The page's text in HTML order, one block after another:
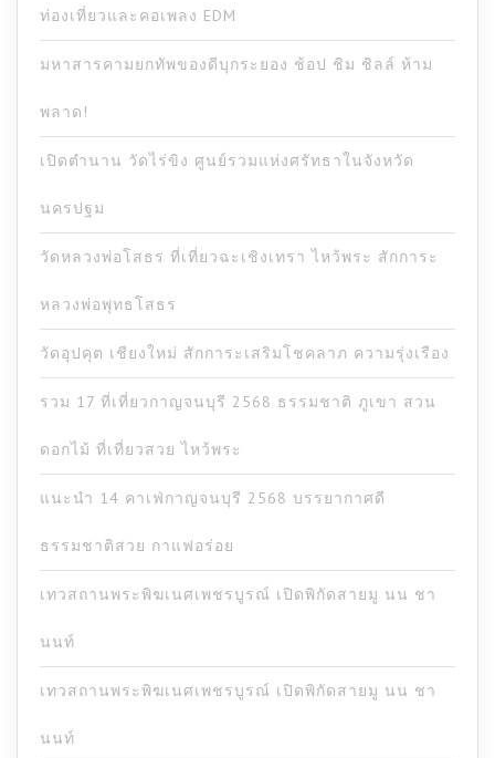
ท่องเที่ยวและคอเพลง EDM
มหาสารคามยกทัพของดีบุกระยอง ช้อป ชิม ชิลล์ ห้าม
พลาด!
เปิดตำนาน วัดไร่ขิง ศูนย์รวมแห่งศรัทธาในจังหวัด
นครปฐม
วัดหลวงพ่อโสธร ที่เที่ยวฉะเชิงเทรา ไหว้พระ สักการะ
หลวงพ่อพุทธโสธร
วัดอุปคุต เชียงใหม่ สักการะเสริมโชคลาภ ความรุ่งเรือง
รวม 17 ที่เที่ยวกาญจนบุรี 2568 ธรรมชาติ ภูเขา สวน
ดอกไม้ ที่เที่ยวสวย ไหว้พระ
แนะนำ 14 คาเฟ่กาญจนบุรี 2568 บรรยากาศดี
ธรรมชาติสวย กาแฟอร่อย
เทวสถานพระพิฆเนศเพชรบูรณ์ เปิดพิกัดสายมู นน ชา
นนท์
เทวสถานพระพิฆเนศเพชรบูรณ์ เปิดพิกัดสายมู นน ชา
นนท์